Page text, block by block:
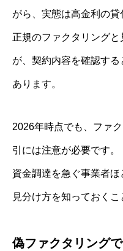
がら、実態は高金利の貸
正規のファクタリング
が、契約内容を確認す
あります。
2026年時点でも、ファ
引には注意が必要です。
資金調達を急ぐ事業者
見分け方を知っておくこ
偽ファクタリング